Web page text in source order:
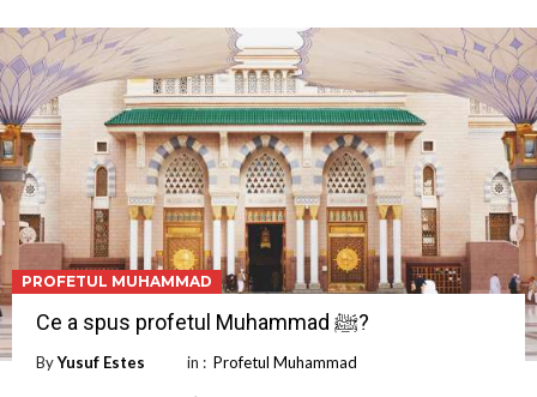
PROFETUL MUHAMMAD
Ce a spus profetul Muhammad ﷺ?
ByYusuf Estes in : Profetul Muhammad